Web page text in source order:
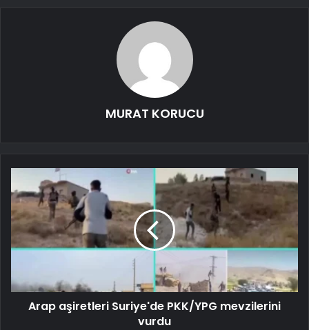
MURAT KORUCU
Arap aşiretleri Suriye'de PKK/YPG mevzilerini
vurdu